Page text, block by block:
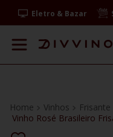
Eletro & Bazar
Vinhos
Frisante
Vinho Rosé Brasileiro